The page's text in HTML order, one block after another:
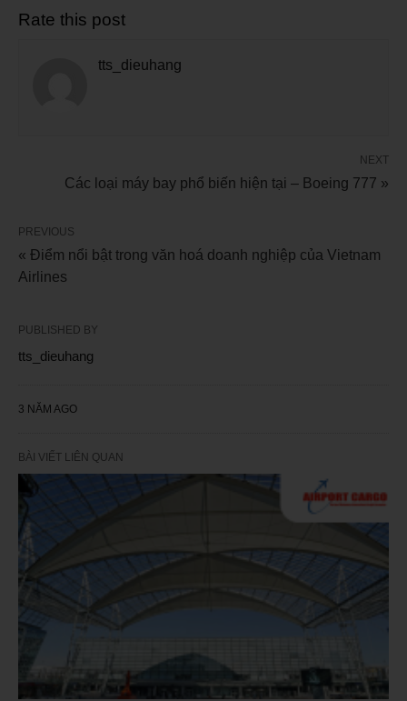
Rate this post
tts_dieuhang
NEXT
Các loại máy bay phổ biến hiện tại – Boeing 777 »
PREVIOUS
« Điểm nổi bật trong văn hoá doanh nghiệp của Vietnam
Airlines
PUBLISHED BY
tts_dieuhang
3 NĂM AGO
BÀI VIẾT LIÊN QUAN